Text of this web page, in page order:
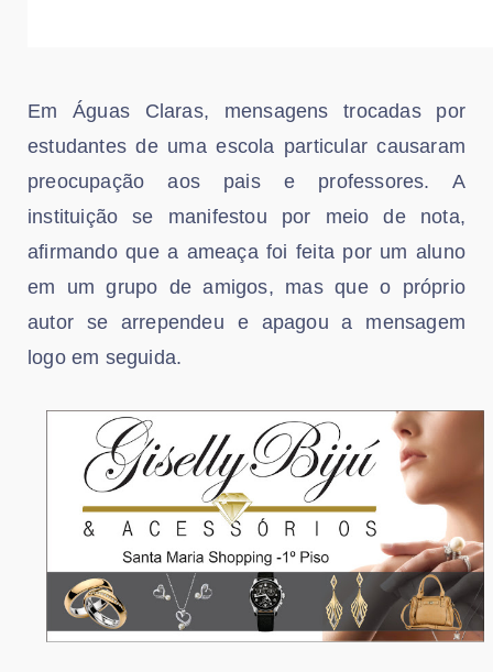
Em Águas Claras, mensagens trocadas por
estudantes de uma escola particular causaram
preocupação aos pais e professores. A
instituição se manifestou por meio de nota,
afirmando que a ameaça foi feita por um aluno
em um grupo de amigos, mas que o próprio
autor se arrependeu e apagou a mensagem
logo em seguida.